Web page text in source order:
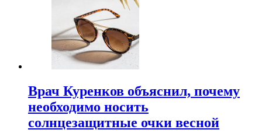
Врач Куренков объяснил, почему
необходимо носить
солнцезащитные очки весной